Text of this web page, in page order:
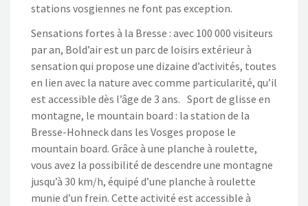
stations vosgiennes ne font pas exception.
Sensations fortes à la Bresse : avec 100 000 visiteurs
par an, Bold’air est un parc de loisirs extérieur à
sensation qui propose une dizaine d’activités, toutes
en lien avec la nature avec comme particularité, qu’il
est accessible dès l’âge de 3 ans. Sport de glisse en
montagne, le mountain board : la station de la
Bresse-Hohneck dans les Vosges propose le
mountain board. Grâce à une planche à roulette,
vous avez la possibilité de descendre une montagne
jusqu’à 30 km/h, équipé d’une planche à roulette
munie d’un frein. Cette activité est accessible à